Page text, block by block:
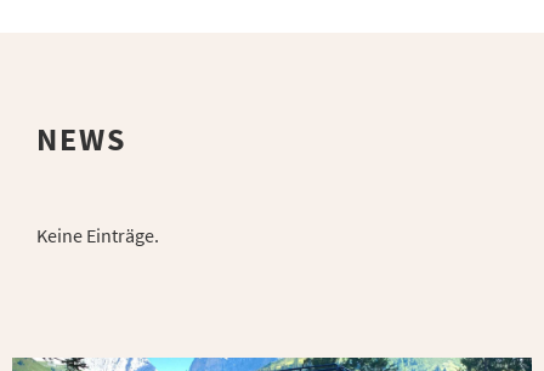
NEWS
Keine Einträge.